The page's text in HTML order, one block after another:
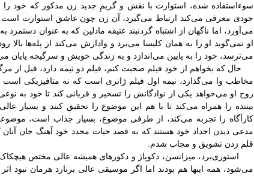
سوءاستفاده شده، استوارت با نقش و گریمِ جدید زن مذکور که خود را
جودی معرفی می‌کند ارتباط می‌گیرد، آن زن چون عاشق استوارت‌
می‌آورد، اما ناگهان از اشتباه گردنبند عتیقه مادلین که به عنوان
او نمی‌گوید او را به همان کلیسا می‌برد و وادارش می‌کند از پله‌ها
می‌ترسد، خود را به پایین می‌اندازد و به زندگی خویش و سرگیجه پایان
حال که بخواهم از خود فیلم صحبت کنم، فیلم دو نیمه دارد، قبل
مخاطب وا می‌گذارد، نیمه اول فیلم ژانری است که نه متافیزیکی
روح او می‌خواهد یکی از نوادگانش را تسخیر و قربانی کند تا خود به
بیننده را همراه می‌کند تا با هم این موضوع را تحقیق کنند و بسیار
کارآگاه را تجربه می‌کند، از طرفی موضوع، بسیار جذاب است،
مدعی دیدن اجداد خود هستند که به قصد حیات مجدد خود آهنگ جان آنان
قلم زدن تشویق و مجاب شدم.
استوری‌برد، میزانسن، دکوپاژ و دکورهای همیشه عالی مختص
می‌شود، همه اینها هم بودند اما اگر موسیقی عالی برنارد هرمان نبود